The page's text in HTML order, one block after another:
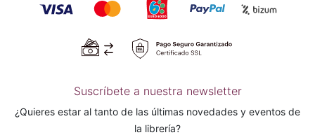
Suscríbete a nuestra newsletter
¿Quieres estar al tanto de las últimas novedades y eventos de
la librería?